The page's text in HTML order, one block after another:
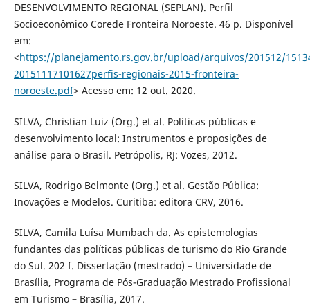
DESENVOLVIMENTO REGIONAL (SEPLAN). Perfil
Socioeconômico Corede Fronteira Noroeste. 46 p. Disponível
em:
<https://planejamento.rs.gov.br/upload/arquivos/201512/
20151117101627perfis-regionais-2015-fronteira-
noroeste.pdf> Acesso em: 12 out. 2020.
SILVA, Christian Luiz (Org.) et al. Políticas públicas e
desenvolvimento local: Instrumentos e proposições de
análise para o Brasil. Petrópolis, RJ: Vozes, 2012.
SILVA, Rodrigo Belmonte (Org.) et al. Gestão Pública:
Inovações e Modelos. Curitiba: editora CRV, 2016.
SILVA, Camila Luísa Mumbach da. As epistemologias
fundantes das políticas públicas de turismo do Rio Grande
do Sul. 202 f. Dissertação (mestrado) – Universidade de
Brasília, Programa de Pós-Graduação Mestrado Profissional
em Turismo – Brasília, 2017.